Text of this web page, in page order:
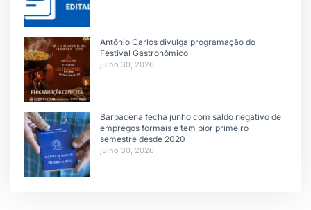
Antônio Carlos divulga programação do
Festival Gastronômico
julho 30, 2026
Barbacena fecha junho com saldo negativo de
empregos formais e tem pior primeiro
semestre desde 2020
julho 30, 2026